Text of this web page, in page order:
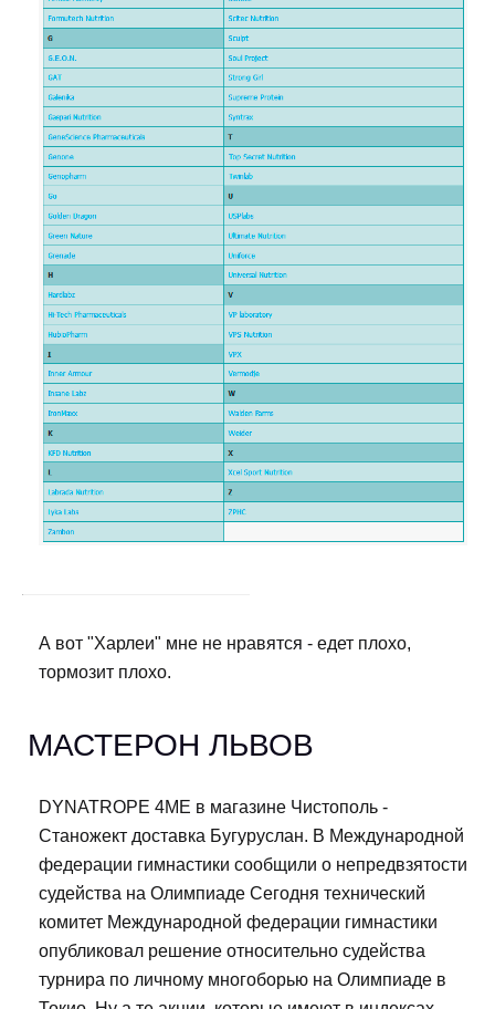
А вот "Харлеи" мне не нравятся - едет плохо,
тормозит плохо.
МАСТЕРОН ЛЬВОВ
DYNATROPE 4ME в магазине Чистополь -
Станожект доставка Бугуруслан. В Международной
федерации гимнастики сообщили о непредвзятости
судейства на Олимпиаде Сегодня технический
комитет Международной федерации гимнастики
опубликовал решение относительно судейства
турнира по личному многоборью на Олимпиаде в